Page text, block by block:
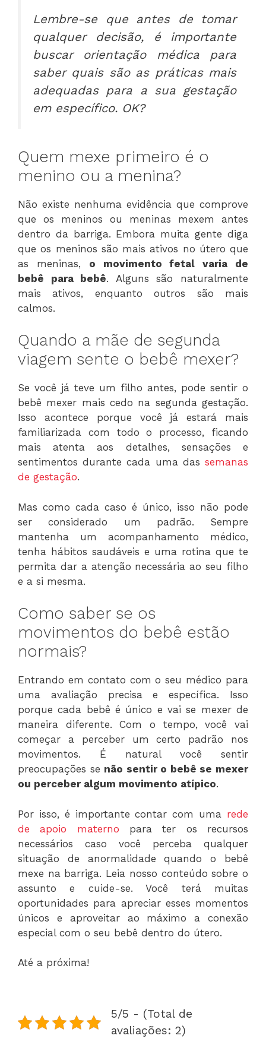
Lembre-se que antes de tomar
qualquer decisão, é importante
buscar orientação médica para
saber quais são as práticas mais
adequadas para a sua gestação
em específico. OK?
Quem mexe primeiro é o
menino ou a menina?
Não existe nenhuma evidência que comprove
que os meninos ou meninas mexem antes
dentro da barriga. Embora muita gente diga
que os meninos são mais ativos no útero que
as meninas, o movimento fetal varia de
bebê para bebê. Alguns são naturalmente
mais ativos, enquanto outros são mais
calmos.
Quando a mãe de segunda
viagem sente o bebê mexer?
Se você já teve um filho antes, pode sentir o
bebê mexer mais cedo na segunda gestação.
Isso acontece porque você já estará mais
familiarizada com todo o processo, ficando
mais atenta aos detalhes, sensações e
sentimentos durante cada uma das semanas
de gestação.
Mas como cada caso é único, isso não pode
ser considerado um padrão. Sempre
mantenha um acompanhamento médico,
tenha hábitos saudáveis e uma rotina que te
permita dar a atenção necessária ao seu filho
e a si mesma.
Como saber se os
movimentos do bebê estão
normais?
Entrando em contato com o seu médico para
uma avaliação precisa e específica. Isso
porque cada bebê é único e vai se mexer de
maneira diferente. Com o tempo, você vai
começar a perceber um certo padrão nos
movimentos. É natural você sentir
preocupações se não sentir o bebê se mexer
ou perceber algum movimento atípico.
Por isso, é importante contar com uma rede
de apoio materno para ter os recursos
necessários caso você perceba qualquer
situação de anormalidade quando o bebê
mexe na barriga. Leia nosso conteúdo sobre o
assunto e cuide-se. Você terá muitas
oportunidades para apreciar esses momentos
únicos e aproveitar ao máximo a conexão
especial com o seu bebê dentro do útero.
Até a próxima!
5/5 - (Total de
avaliações: 2)